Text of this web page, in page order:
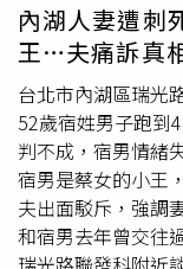
內湖人妻遭
王…夫痛訴真
台北市內湖區瑞光
52歲宿姓男子跑到
判不成，宿男情緒
宿男是蔡女的小王
夫出面駁斥，強調
和宿男去年曾交往